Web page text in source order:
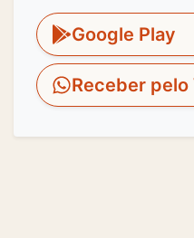
Google Play
Receber